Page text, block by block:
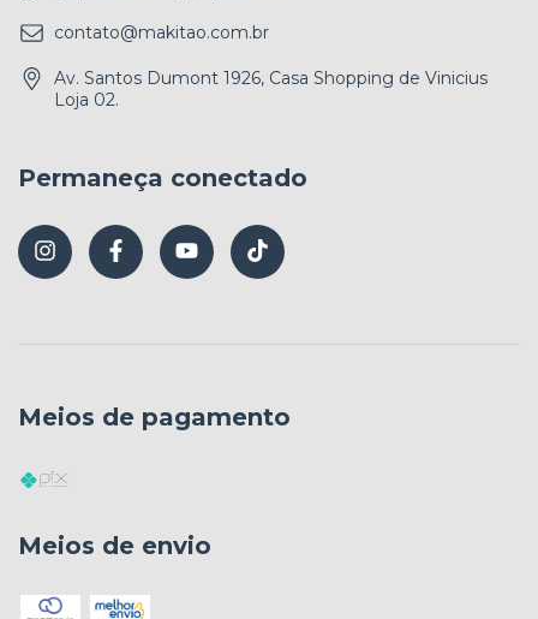
contato@makitao.com.br
Av. Santos Dumont 1926, Casa Shopping de Vinicius
Loja 02.
Permaneça conectado
Meios de pagamento
Meios de envio